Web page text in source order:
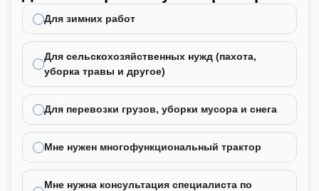
Для зимних работ
Для сельскохозяйственных нужд (пахота,
уборка травы и другое)
Для перевозки грузов, уборки мусора и снега
Мне нужен многофункциональный трактор
Мне нужна консультация специалиста по